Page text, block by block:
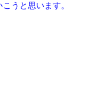
うと思います。